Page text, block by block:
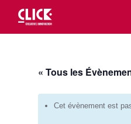
« Tous les
Cet évènement est